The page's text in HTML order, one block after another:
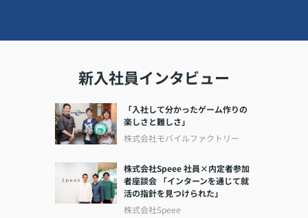
新入社員インタビュー
「入社して分かったゲーム作りの
楽しさと難しさ」
株式会社モバイルファクトリー
株式会社Speee 社員×内定者参加
者座談会 「インターンを通じて就
活の指針を見つけられた」
株式会社Speee